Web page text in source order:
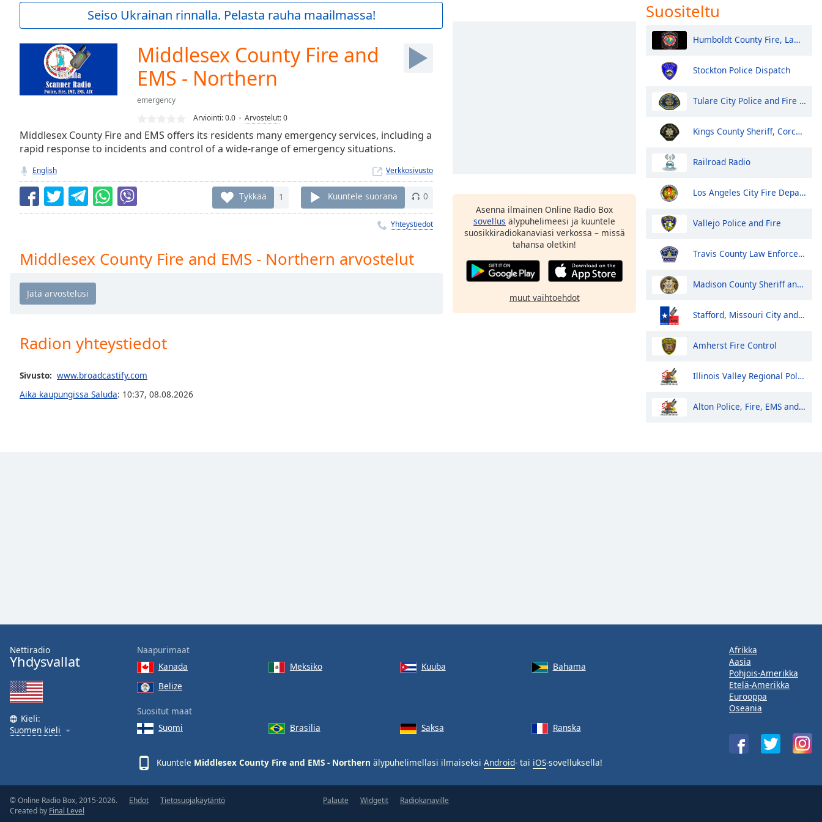
Current
Duration-:-
Stream
live,
currently
behind
Remaining
Time-
Rate
Chapters
descriptions
selected
Subtitles
window.
Beginning
cancel
and
Seiso Ukrainan rinnalla. Pelasta rauha maailmassa!
Middlesex County Fire and
EMS - Northern
emergency
Arviointi:0.0 Arvostelut:0
Middlesex County Fire and EMS offers its residents many emergency services, including a
rapid response to incidents and control of a wide-range of emergency situations.
English Verkkosivusto
Tykkää 1 Kuuntele suorana 0
Yhteystiedot
Middlesex County Fire and EMS - Northern arvostelut
Radion yhteystiedot
Sivusto: www.broadcastify.com
Aika kaupungissa Saluda: 10:37, 08.08.2026
Asenna ilmainen Online Radio Box
sovellus älypuhelimeesi ja kuuntele
suosikkiradiokanaviasi verkossa – missä
tahansa oletkin!
muut vaihtoehdot
Suositeltu
Humboldt County Fire, Law, EMS - Eureka and North
Stockton Police Dispatch
Tulare City Police and Fire Dispatch
Kings County Sheriff, Corcoran Police
Railroad Radio
Los Angeles City Fire Department
Vallejo Police and Fire
Travis County Law Enforcement
Madison County Sheriff and Huntsville Police
Stafford, Missouri City and Meadows Place Police and Fire
Amherst Fire Control
Illinois Valley Regional Police, Fire and EMS Dispatch
Alton Police, Fire, EMS and Public Works
Nettiradio
Yhdysvallat
Kieli:
Suomen kieli
Naapurimaat
Kanada
Meksiko Kuuba
Bahama
Belize
Suositut maat
Suomi
Brasilia Saksa Ranska
Kuuntele Middlesex County Fire and EMS - Northern älypuhelimellasi ilmaiseksi Android- tai iOS-sovelluksella!
Afrikka
Aasia
Pohjois-Amerikka
Etelä-Amerikka
Eurooppa
Oseania
© Online Radio Box, 2015-2026.
Created by Final Level
Ehdot Tietosuojakäytäntö Palaute Widgetit Radiokanaville